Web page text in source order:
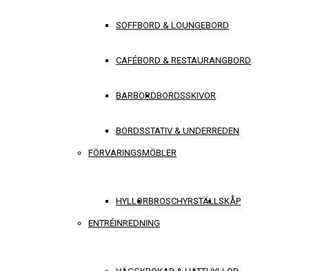
SOFFBORD & LOUNGEBORD
CAFÉBORD & RESTAURANGBORD
BARBORDBORDSSKIVOR
BORDSSTATIV & UNDERREDEN
FÖRVARINGSMÖBLER
HYLLORBROSCHYRSTÄLLSKÅP
ENTRÉINREDNING